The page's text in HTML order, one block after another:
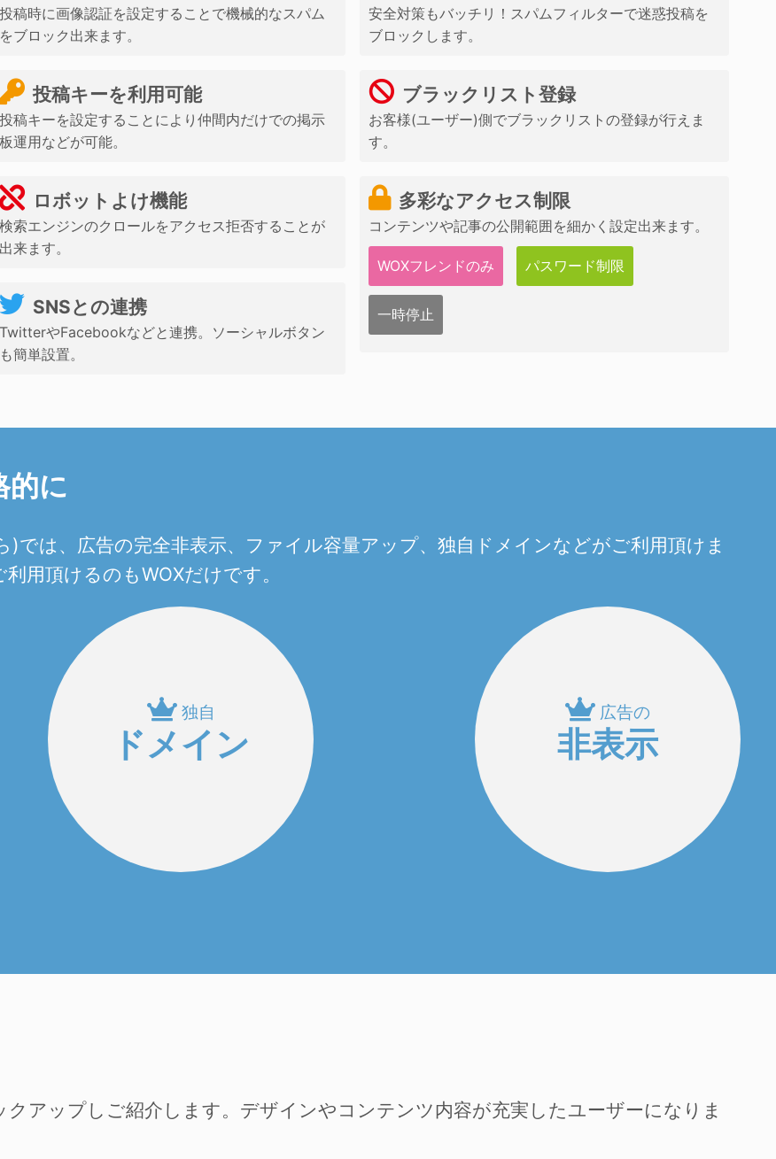
投稿時に画像認証を設定することで機械的なスパム
をブロック出来ます。
投稿キーを利用可能
投稿キーを設定することにより仲間内だけでの掲示
板運用などが可能。
ロボットよけ機能
検索エンジンのクロールをアクセス拒否することが
出来ます。
SNSとの連携
TwitterやFacebookなどと連携。ソーシャルボタン
も簡単設置。
安全対策もバッチリ！スパムフィルターで迷惑投稿を
ブロックします。
ブラックリスト登録
お客様(ユーザー)側でブラックリストの登録が行えま
す。
多彩なアクセス制限
コンテンツや記事の公開範囲を細かく設定出来ます。
WOXフレンドのみ パスワード制限
一時停止
的に
では、広告の完全非表示、ファイル容量アップ、独自ドメインなどがご利用頂けま
用頂けるのもWOXだけです。
独自
ドメイン
広告の
非表示
アップしご紹介します。デザインやコンテンツ内容が充実したユーザーになりま